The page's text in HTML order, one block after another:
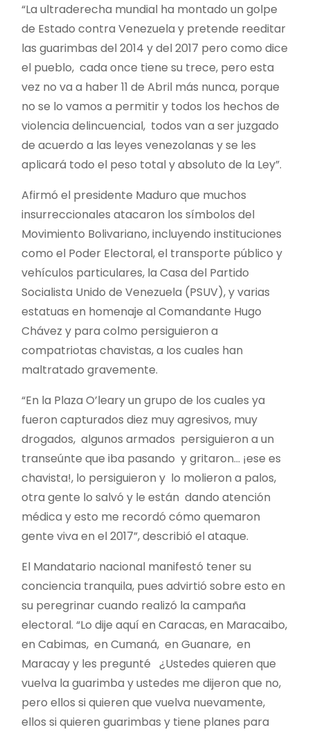
“La ultraderecha mundial ha montado un golpe
de Estado contra Venezuela y pretende reeditar
las guarimbas del 2014 y del 2017 pero como dice
el pueblo, cada once tiene su trece, pero esta
vez no va a haber 11 de Abril más nunca, porque
no se lo vamos a permitir y todos los hechos de
violencia delincuencial, todos van a ser juzgado
de acuerdo a las leyes venezolanas y se les
aplicará todo el peso total y absoluto de la Ley”.
Afirmó el presidente Maduro que muchos
insurreccionales atacaron los símbolos del
Movimiento Bolivariano, incluyendo instituciones
como el Poder Electoral, el transporte público y
vehículos particulares, la Casa del Partido
Socialista Unido de Venezuela (PSUV), y varias
estatuas en homenaje al Comandante Hugo
Chávez y para colmo persiguieron a
compatriotas chavistas, a los cuales han
maltratado gravemente.
“En la Plaza O’leary un grupo de los cuales ya
fueron capturados diez muy agresivos, muy
drogados, algunos armados persiguieron a un
transeúnte que iba pasando y gritaron… ¡ese es
chavista!, lo persiguieron y lo molieron a palos,
otra gente lo salvó y le están dando atención
médica y esto me recordó cómo quemaron
gente viva en el 2017”, describió el ataque.
El Mandatario nacional manifestó tener su
conciencia tranquila, pues advirtió sobre esto en
su peregrinar cuando realizó la campaña
electoral. “Lo dije aquí en Caracas, en Maracaibo,
en Cabimas, en Cumaná, en Guanare, en
Maracay y les pregunté ¿Ustedes quieren que
vuelva la guarimba y ustedes me dijeron que no,
pero ellos si quieren que vuelva nuevamente,
ellos si quieren guarimbas y tiene planes para